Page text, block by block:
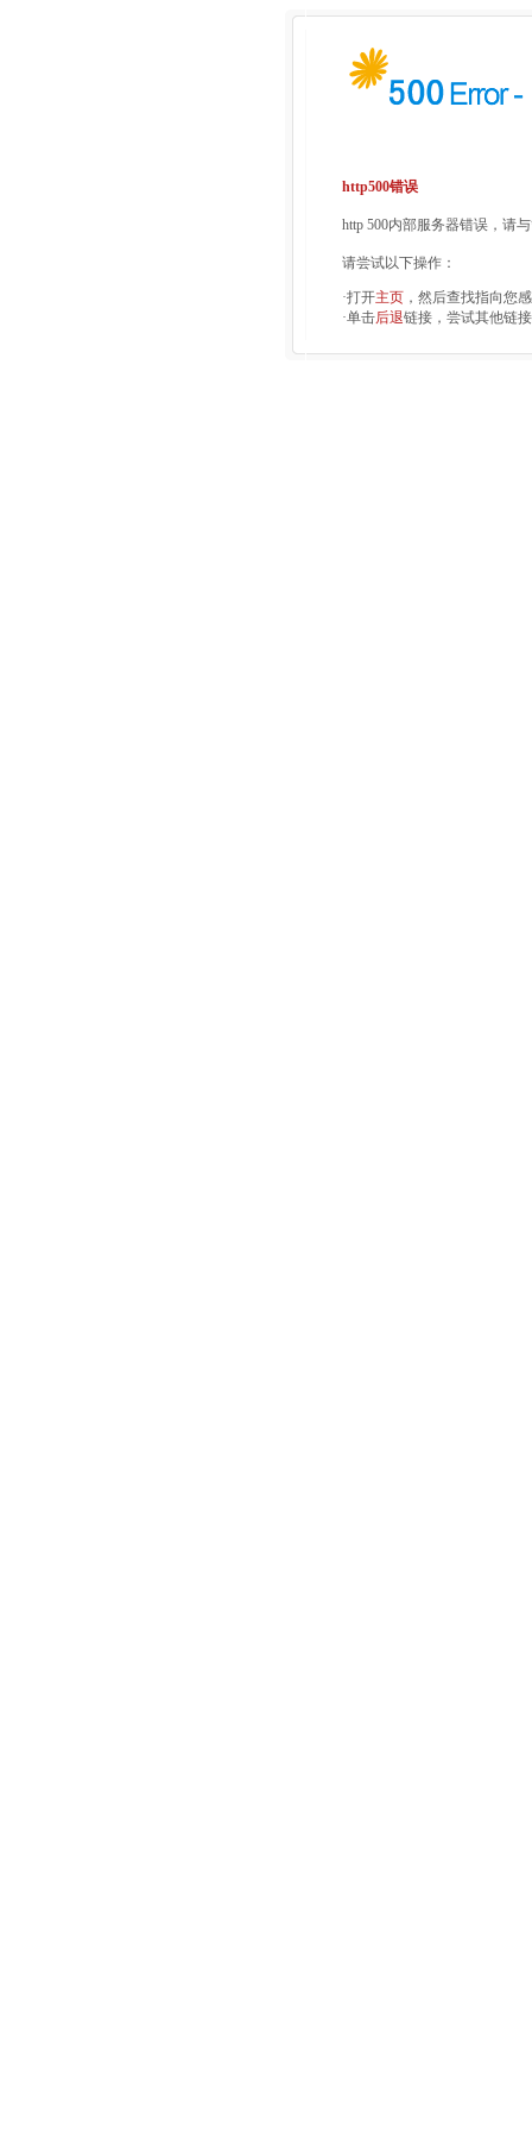
http500错误
http 500内部服务器错误，请
请尝试以下操作：
·打开主页 ，然后查找指向您
·单击后退链接，尝试其他链